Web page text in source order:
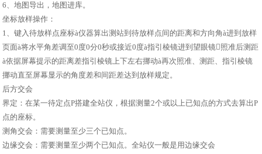
6、地图导出，地图进库。
坐标放样操作：
1、键入待放样点座标à仪器算出测站到待放样点间的距离和方向角à进到放样
页面à将水平角差调至0度0分0秒或接近0度à指引棱镜进到望眼镜照准后测距
à依据屏幕提示的距离差指引棱镜上下左右挪动à再次照准、测距、指引棱镜
挪动直至屏幕显示的角度差和间距差达到放样规定。
后方交会
界定：在某一待定点P搭建全站仪，根据测量2个或以上已知点的方式去算出P
点的座标。
测角交会：需要测量至少三个已知点。
边缘交会：需要测量至少两个已知点。全站仪一般是用边缘交会